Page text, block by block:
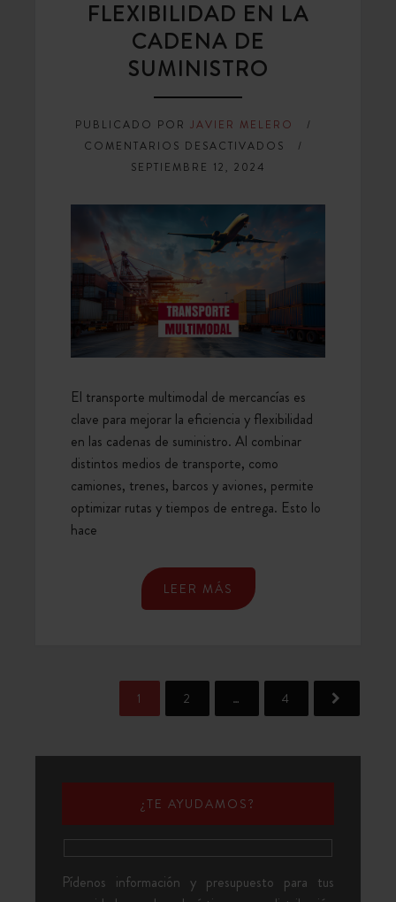
FLEXIBILIDAD EN LA
CADENA DE
SUMINISTRO
PUBLICADO POR JAVIER MELERO
COMENTARIOS DESACTIVADOS EN
DE
MERCANCÍAS:
EFICIENCIA
EN
CADENA
SUMINISTRO
SEPTIEMBRE 12, 2024
El transporte multimodal de mercancías es
clave para mejorar la eficiencia y flexibilidad
en las cadenas de suministro. Al combinar
distintos medios de transporte, como
camiones, trenes, barcos y aviones, permite
optimizar rutas y tiempos de entrega. Esto lo
hace
LEER MÁS
1 2 … 4
¿TE AYUDAMOS?
Pídenos información y presupuesto para tus